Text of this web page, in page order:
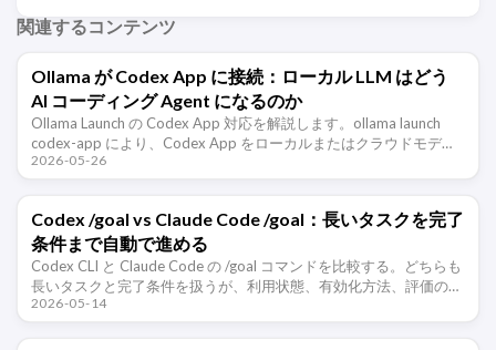
関連するコンテンツ
Ollama が Codex App に接続：ローカル LLM はどう
AI コーディング Agent になるのか
Ollama Launch の Codex App 対応を解説します。ollama launch
codex-app により、Codex App をローカルまたはクラウドモデル
へ接続し、ローカル …
2026-05-26
Codex /goal vs Claude Code /goal：長いタスクを完了
条件まで自動で進める
Codex CLI と Claude Code の /goal コマンドを比較する。どちらも
長いタスクと完了条件を扱うが、利用状態、有効化方法、評価の仕
組み、向いている場面には違いがある。
2026-05-14